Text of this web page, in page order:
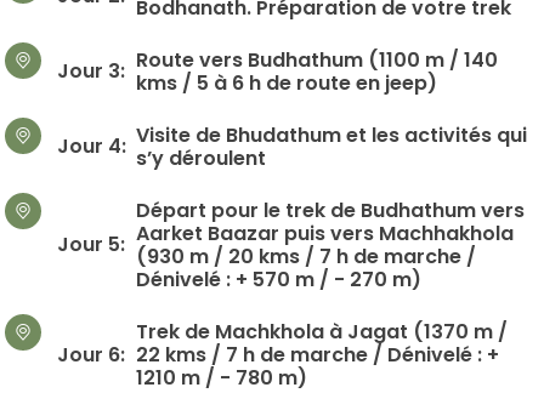
Bodhanath. Préparation de votre trek
Jour 3: Route vers Budhathum (1100 m / 140
kms / 5 à 6 h de route en jeep)
Jour 4: Visite de Bhudathum et les activités qui
s’y déroulent
Jour 5:
Départ pour le trek de Budhathum vers
Aarket Baazar puis vers Machhakhola
(930 m / 20 kms / 7 h de marche /
Dénivelé : + 570 m / - 270 m)
Jour 6:
Trek de Machkhola à Jagat (1370 m /
22 kms / 7 h de marche / Dénivelé : +
1210 m / - 780 m)